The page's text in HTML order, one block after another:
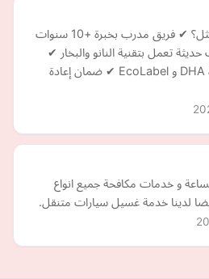
???? لماذا نحن اختيارك الأمثل؟ ✔ فريق مدرب بخبرة +10 سنوات
تعمل بتقنية النانو والبخار ✔
مواد آمنة حاصلة على شهادة DHA و EcoLabel ✔ ضمان إعادة
و خدمات مكافحة جميع انواع
لدينا خدمة غسيل سيارات متنقل.